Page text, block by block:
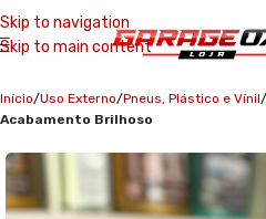
Skip to navigation
Skip to main content
Início Uso Externo Pneus, Plástico e Vínil
Acabamento Brilhoso